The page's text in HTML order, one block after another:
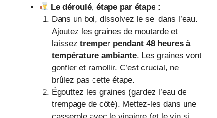
Le déroulé, étape par étape :
Dans un bol, dissolvez le sel dans l’eau.
Ajoutez les graines de moutarde et
laissez tremper pendant 48 heures à
température ambiante. Les graines vont
gonfler et ramollir. C’est crucial, ne
brûlez pas cette étape.
Égouttez les graines (gardez l’eau de
trempage de côté). Mettez-les dans une
casserole avec le vinaigre (et le vin si